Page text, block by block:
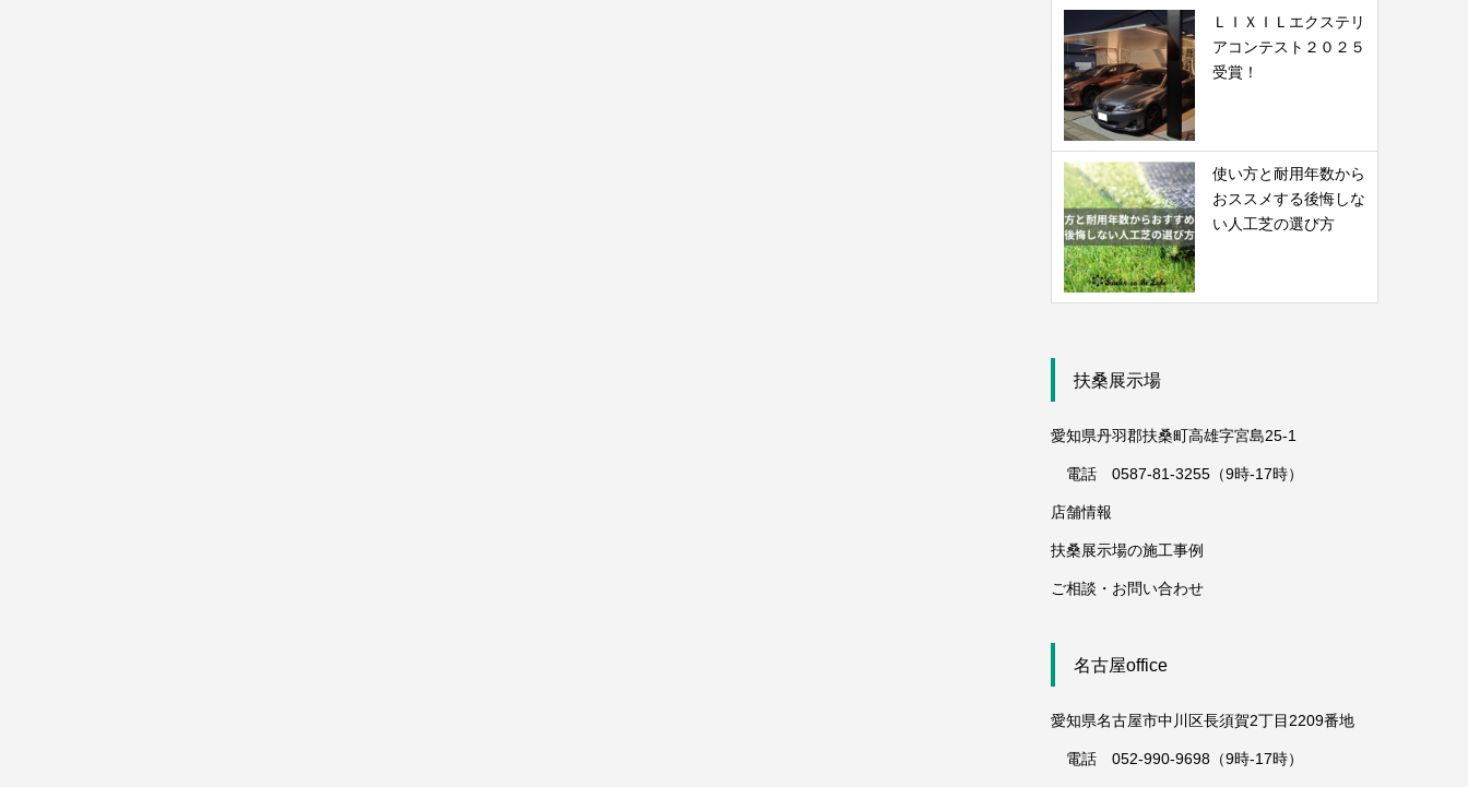
ＬＩＸＩＬエクステリ
アコンテスト２０２５
受賞！
使い方と耐用年数から
おススメする後悔しな
い人工芝の選び方
扶桑展示場
愛知県丹羽郡扶桑町高雄字宮島25-1
電話 0587-81-3255（9時-17時）
店舗情報
扶桑展示場の施工事例
ご相談・お問い合わせ
名古屋office
愛知県名古屋市中川区長須賀2丁目2209番地
電話 052-990-9698（9時-17時）